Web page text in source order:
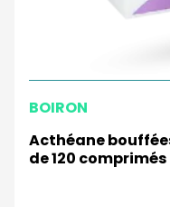
BOIRON
Acthéane
de 120 comprimés